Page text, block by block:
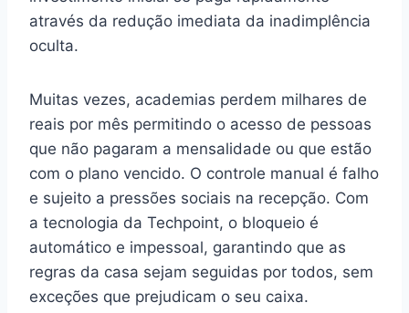
através da redução imediata da inadimplência
oculta.
Muitas vezes, academias perdem milhares de
reais por mês permitindo o acesso de pessoas
que não pagaram a mensalidade ou que estão
com o plano vencido. O controle manual é falho
e sujeito a pressões sociais na recepção. Com
a tecnologia da Techpoint, o bloqueio é
automático e impessoal, garantindo que as
regras da casa sejam seguidas por todos, sem
exceções que prejudicam o seu caixa.